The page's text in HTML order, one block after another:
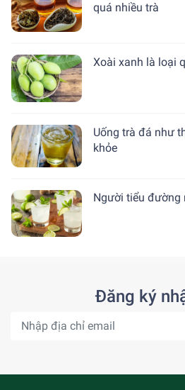
quá nhiều trà
Xoài xanh là loại
Uống trà đá như
khỏe
Người tiểu đường
Đăng ký